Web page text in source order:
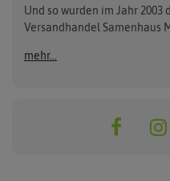
Folien, Vliese und Netze
Gartengeräte
Nützlinge & Nisthilfen
Dürr-Samen
Und so wurden im Jahr 2003
Versandhandel Samenhaus
mehr...